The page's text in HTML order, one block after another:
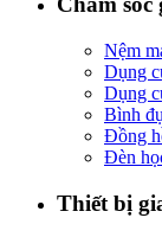
Nệm
Dụng
Dụng
Bình
Đồng
Đèn
Thiết bị